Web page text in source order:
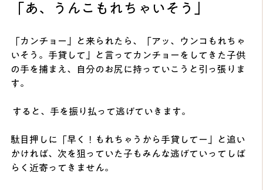
「あ、うんこもれちゃいそう」
「カンチョー」と来られたら、「アッ、ウンコもれちゃ
いそう。手貸して」と言ってカンチョーをしてきた子供
の手を捕まえ、自分のお尻に持っていこうと引っ張りま
す。
すると、手を振り払って逃げていきます。
駄目押しに「早く！もれちゃうから手貸してー」と追い
かければ、次を狙っていた子もみんな逃げていってしば
らく近寄ってきません。